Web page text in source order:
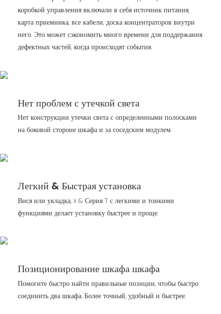
коробкой управления включали в себя источник питания,
карта приемника, все кабели, доска концентраторов внутри
него. Это может сэкономить много времени для поддержания
дефектных частей, когда происходят события.
Нет проблем с утечкой света
Нет конструкции утечки света с определенными полосками
на боковой стороне шкафа и за соседским модулем.
Легкий & Быстрая установка
Вися или укладка, x & Серия T с легкими и тонкими
функциями делает установку быстрее и проще.
Позиционирование шкафа шкафа
Помогите быстро найти правильные позиции, чтобы быстро
соединить два шкафа. Более точный, удобный и быстрее.